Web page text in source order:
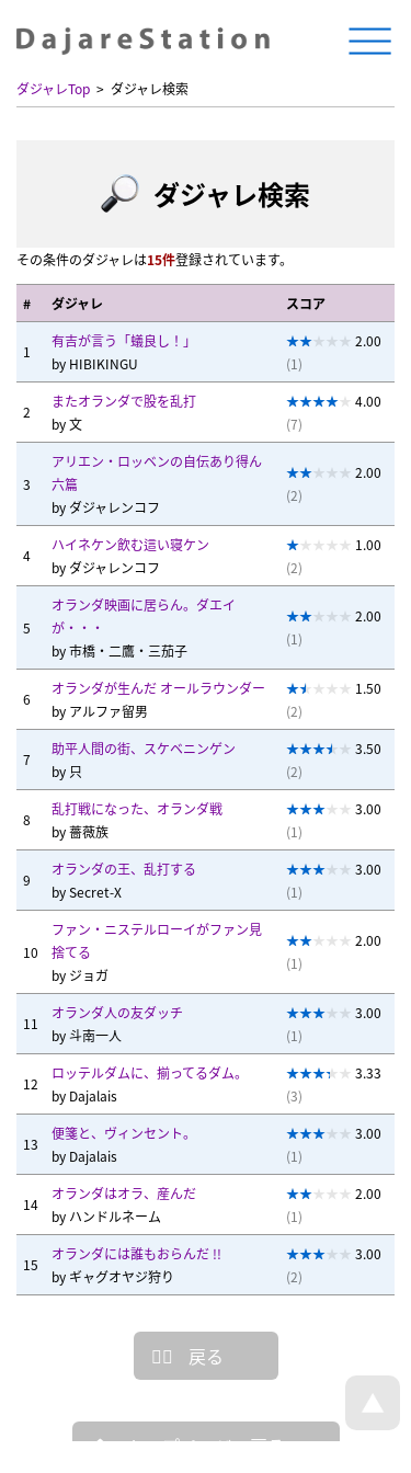
ダジャレTop ダジャレ検索
ダジャレ検索
その条件のダジャレは15件登録されています。
# ダジャレ スコア
1
有吉が言う「蟻良し！」
by HIBIKINGU
2.00
(1)
2
またオランダで股を乱打
by文
4.00
(7)
3
アリエン・ロッベンの自伝あり得ん
六篇
by ダジャレンコフ
2.00
(2)
4
ハイネケン飲む這い寝ケン
by ダジャレンコフ
1.00
(2)
5
オランダ映画に居らん。ダエイ
が・・・
by市橋・二鷹・三茄子
2.00
(1)
6
オランダが生んだ オールラウンダー
by アルファ留男
1.50
(2)
7
助平人間の街、スケベニンゲン
by 只
3.50
(2)
8
乱打戦になった、オランダ戦
by薔薇族
3.00
(1)
9
オランダの王、乱打する
bySecret-X
3.00
(1)
10
ファン・ニステルローイがファン見
捨てる
by ジョガ
2.00
(1)
11
オランダ人の友ダッチ
by斗南一人
3.00
(1)
12
ロッテルダムに、揃ってるダム。
by Dajalais
3.33
(3)
13
便箋と、ヴィンセント。
by Dajalais
3.00
(1)
14
オランダはオラ、産んだ
by ハンドルネーム
2.00
(1)
15
オランダには誰もおらんだ !!
by ギャグオヤジ狩り
3.00
(2)
戻る
トップページへ戻る